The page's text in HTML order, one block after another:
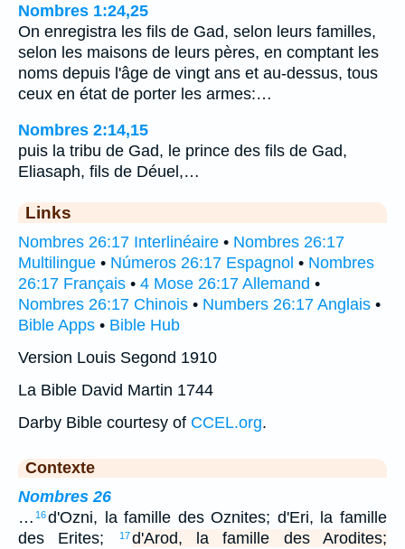
Nombres 1:24,25
On enregistra les fils de Gad, selon leurs familles,
selon les maisons de leurs pères, en comptant les
noms depuis l'âge de vingt ans et au-dessus, tous
ceux en état de porter les armes:…
Nombres 2:14,15
puis la tribu de Gad, le prince des fils de Gad,
Eliasaph, fils de Déuel,…
Links
Nombres 26:17 Interlinéaire • Nombres 26:17
Multilingue • Números 26:17 Espagnol • Nombres
26:17 Français • 4 Mose 26:17 Allemand •
Nombres 26:17 Chinois • Numbers 26:17 Anglais •
Bible Apps • Bible Hub
Version Louis Segond 1910
La Bible David Martin 1744
Darby Bible courtesy of CCEL.org.
Contexte
Nombres 26
… 16d'Ozni, la famille des Oznites; d'Eri, la famille
des Erites;
17d'Arod, la famille des Arodites;